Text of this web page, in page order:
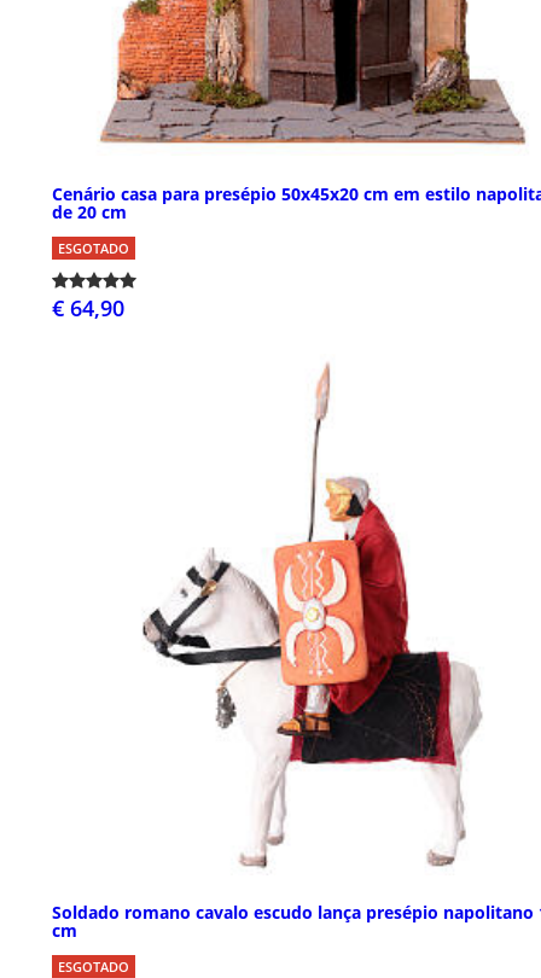
Cenário casa para presépio 50x45x20 cm em estilo
de 20 cm
ESGOTADO
€ 64,90
Soldado romano cavalo escudo lança presépio napolitano
cm
ESGOTADO